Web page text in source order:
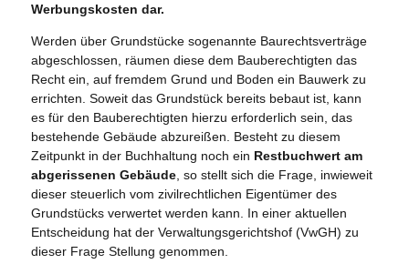
Werbungskosten dar.
Werden über Grundstücke sogenannte Baurechtsverträge
abgeschlossen, räumen diese dem Bauberechtigten das
Recht ein, auf fremdem Grund und Boden ein Bauwerk zu
errichten. Soweit das Grundstück bereits bebaut ist, kann
es für den Bauberechtigten hierzu erforderlich sein, das
bestehende Gebäude abzureißen. Besteht zu diesem
Zeitpunkt in der Buchhaltung noch ein Restbuchwert am
abgerissenen Gebäude , so stellt sich die Frage, inwieweit
dieser steuerlich vom zivilrechtlichen Eigentümer des
Grundstücks verwertet werden kann. In einer aktuellen
Entscheidung hat der Verwaltungsgerichtshof (VwGH) zu
dieser Frage Stellung genommen.